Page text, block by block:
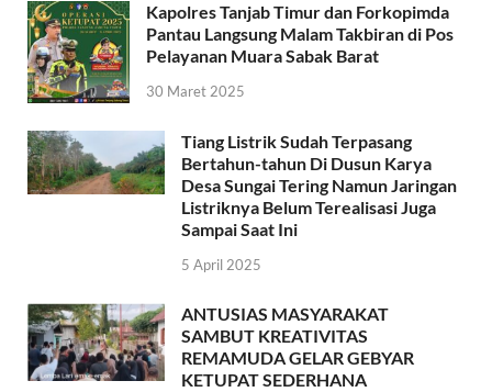
Kapolres Tanjab Timur dan Forkopimda
Pantau Langsung Malam Takbiran di Pos
Pelayanan Muara Sabak Barat
30 Maret 2025
Tiang Listrik Sudah Terpasang
Bertahun-tahun Di Dusun Karya
Desa Sungai Tering Namun Jaringan
Listriknya Belum Terealisasi Juga
Sampai Saat Ini
5 April 2025
ANTUSIAS MASYARAKAT
SAMBUT KREATIVITAS
REMAMUDA GELAR GEBYAR
KETUPAT SEDERHANA